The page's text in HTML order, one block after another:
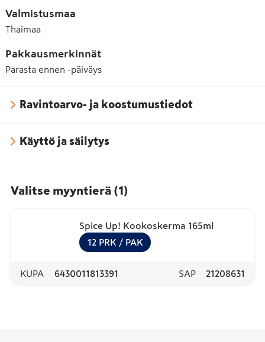
Valmistusmaa
Thaimaa
Pakkausmerkinnät
Parasta ennen -päiväys
Ravintoarvo- ja koostumustiedot
Käyttö ja säilytys
Valitse myyntierä (1)
Spice Up! Kookoskerma 165ml
12 PRK / PAK
KUPA 6430011813391 SAP 21208631